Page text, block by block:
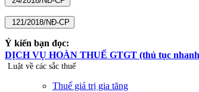
Ý kiến bạn đọc:
DỊCH VỤ HOÀN THUẾ GTGT (thủ tục nhanh
Luật về các sắc thuế
Thuế giá trị gia tăng